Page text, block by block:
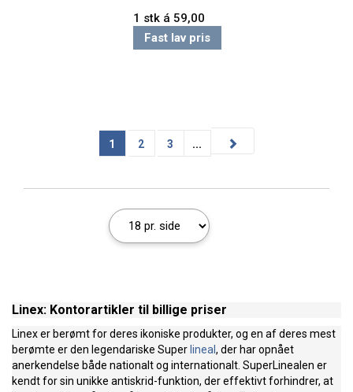
1 stk á 59,00
Fast lav pris
1 2 3 ...
Linex: Kontorartikler til billige priser
Linex er berømt for deres ikoniske produkter, og en af deres mest
berømte er den legendariske Super lineal , der har opnået
anerkendelse både nationalt og internationalt. SuperLinealen er
kendt for sin unikke antiskrid-funktion, der effektivt forhindrer, at